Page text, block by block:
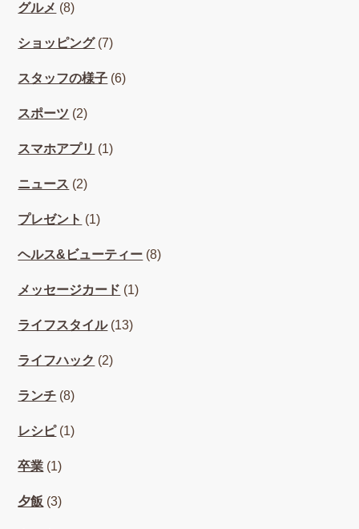
グルメ (8)
ショッピング(7)
スタッフの様子 (6)
スポーツ (2)
スマホアプリ (1)
ニュース (2)
プレゼント (1)
ヘルス&ビューティー (8)
メッセージカード (1)
ライフスタイル(13)
ライフハック (2)
ランチ (8)
レシピ(1)
卒業 (1)
夕飯 (3)